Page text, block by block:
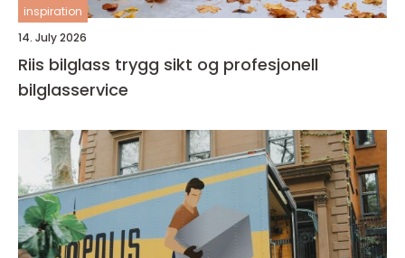
inspiration
14. July 2026
Riis bilglass trygg sikt og profesjonell
bilglasservice